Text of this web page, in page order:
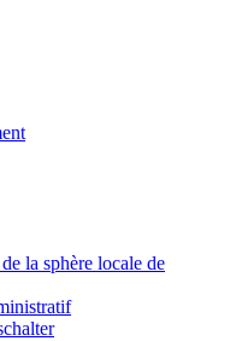
la sphère locale de